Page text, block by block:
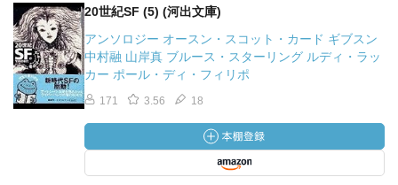
20世紀SF (5) (河出文庫)
アンソロジー オースン・スコット・カード ギブスン
中村融 山岸真 ブルース・スターリング ルディ・ラッ
カー ポール・ディ・フィリポ
171 3.56 18